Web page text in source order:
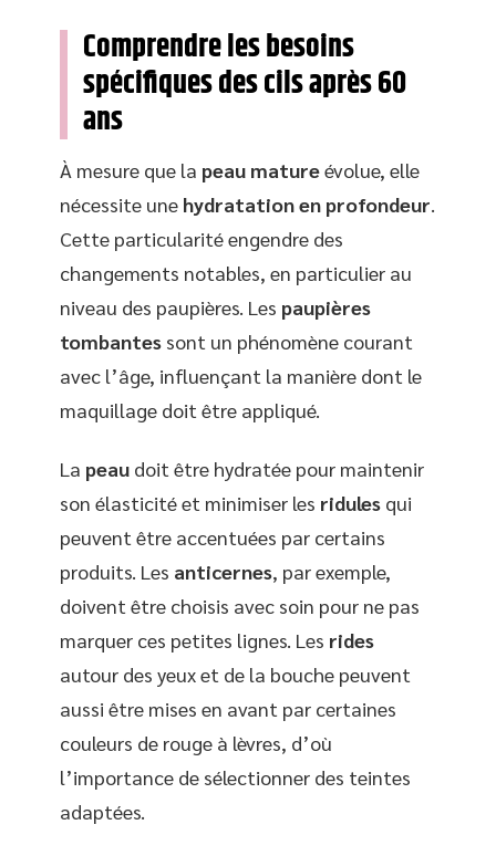
Comprendre les besoins
spécifiques des cils après 60
ans
À mesure que la peau matureévolue, elle
nécessite une hydratation en profondeur
Cette particularité engendre des
changements notables, en particulier au
niveau des paupières. Les paupières
tombantes sont un phénomène courant
avec l’âge, influençant la manière dont le
maquillage doit être appliqué.
La peau doit être hydratée pour maintenir
son élasticité et minimiser les ridules qui
peuvent être accentuées par certains
produits. Les anticernes, par exemple,
doivent être choisis avec soin pour ne pas
marquer ces petites lignes. Les rides
autour des yeux et de la bouche peuvent
aussi être mises en avant par certaines
couleurs de rouge à lèvres, d’où
l’importance de sélectionner des teintes
adaptées.